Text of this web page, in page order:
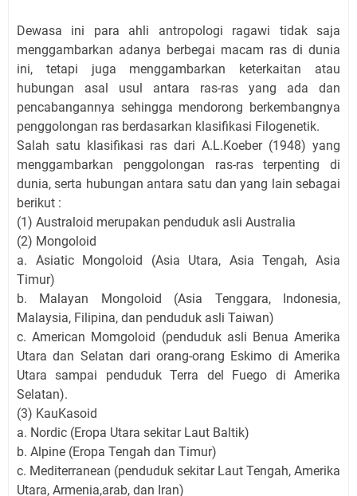
Dewasa ini para ahli antropologi ragawi tidak saja
menggambarkan adanya berbegai macam ras di dunia
ini, tetapi juga menggambarkan keterkaitan atau
hubungan asal usul antara ras-ras yang ada dan
pencabangannya sehingga mendorong berkembangnya
penggolongan ras berdasarkan klasifikasi Filogenetik.
Salah satu klasifikasi ras dari A.L.Koeber (1948) yang
menggambarkan penggolongan ras-ras terpenting di
dunia, serta hubungan antara satu dan yang lain sebagai
berikut :
(1) Australoid merupakan penduduk asli Australia
(2) Mongoloid
a. Asiatic Mongoloid (Asia Utara, Asia Tengah, Asia
Timur)
b. Malayan Mongoloid (Asia Tenggara, Indonesia,
Malaysia, Filipina, dan penduduk asli Taiwan)
c. American Momgoloid (penduduk asli Benua Amerika
Utara dan Selatan dari orang-orang Eskimo di Amerika
Utara sampai penduduk Terra del Fuego di Amerika
Selatan).
(3) KauKasoid
a. Nordic (Eropa Utara sekitar Laut Baltik)
b. Alpine (Eropa Tengah dan Timur)
c. Mediterranean (penduduk sekitar Laut Tengah, Amerika
Utara, Armenia,arab, dan Iran)